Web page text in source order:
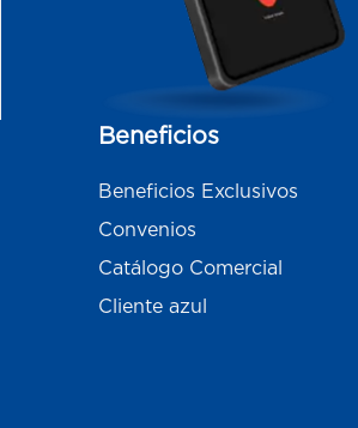
Beneficios
Beneficios Exclusivos
Convenios
Catálogo Comercial
Cliente azul